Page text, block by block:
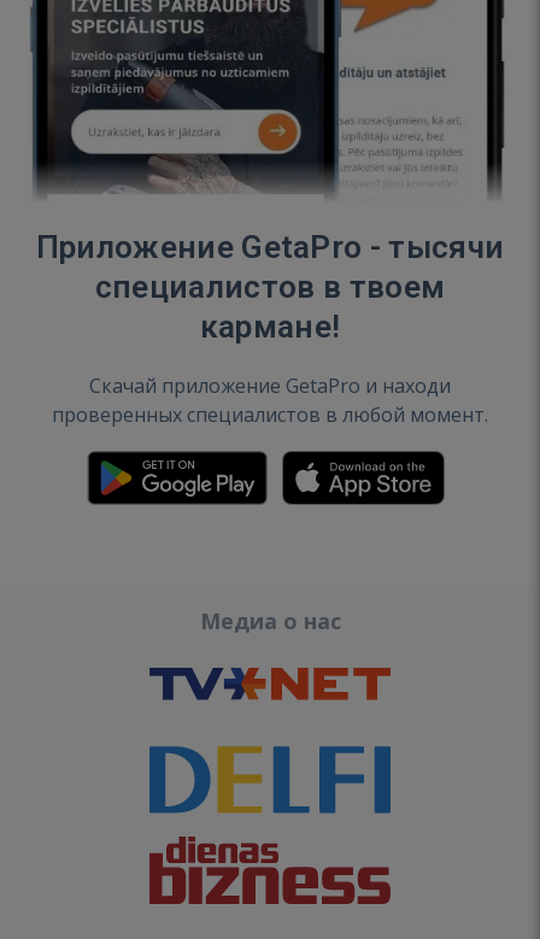
Приложение GetaPro - тысячи
специалистов в твоем
кармане!
Скачай приложение GetaPro и находи
проверенных специалистов в любой момент.
Медиа о нас